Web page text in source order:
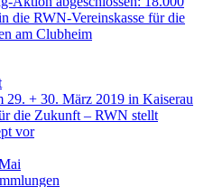
die RWN-Vereinskasse für die
am Clubheim
29. + 30. März 2019 in Kaiserau
die Zukunft – RWN stellt
vor